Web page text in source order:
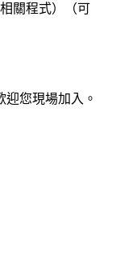
關程式）（可
您現場加入。